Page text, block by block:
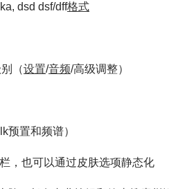
dsd dsf/dff格式
（设置/音频/高级调整）
预置和频谱）
，也可以通过皮肤选项静态化